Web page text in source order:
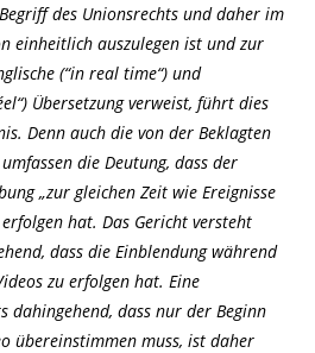
des Unionsrechts und daher im
einheitlich auszulegen ist und zur
(“in real time“) und
Übersetzung verweist, führt dies
Denn auch die von der Beklagten
die Deutung, dass der
„zur gleichen Zeit wie Ereignisse
hat. Das Gericht versteht
dass die Einblendung während
zu erfolgen hat. Eine
dahingehend, dass nur der Beginn
übereinstimmen muss, ist daher